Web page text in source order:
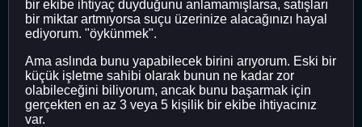
bir ekibe ihtiyaç duyduğunu anlamamışlarsa, satışları
bir miktar artmıyorsa suçu üzerinize alacağınızı hayal
ediyorum. "öykünmek".
Ama aslında bunu yapabilecek birini arıyorum. Eski bir
küçük işletme sahibi olarak bunun ne kadar zor
olabileceğini biliyorum, ancak bunu başarmak için
gerçekten en az 3 veya 5 kişilik bir ekibe ihtiyacınız
var.